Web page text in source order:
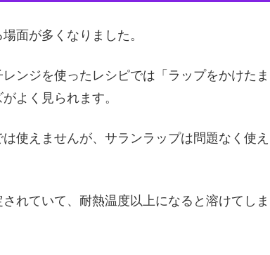
面が多くなりました。
ンジを使ったレシピでは「ラップをかけたま
よく見られます。
使えませんが、サランラップは問題なく使え
れていて、耐熱温度以上になると溶けてしま